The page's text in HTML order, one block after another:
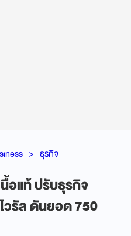
ธุรกิจ
อแท้ ปรับธุรกิจ
วรัล ดันยอด 750